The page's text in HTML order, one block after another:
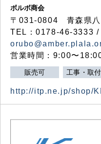
ボルボ商会
〒031-0804 青森県八
TEL：0178-46-3333
営業時間：9:00〜
販売可 工事・取
http://itp.ne.jp/shop/